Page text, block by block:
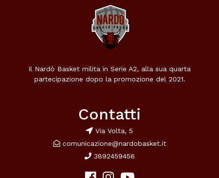
Il Nardò Basket milita in Serie A2, alla sua quarta
partecipazione dopo la promozione del 2021.
Contatti
Via Volta, 5
comunicazione@nardobasket.it
3892459456